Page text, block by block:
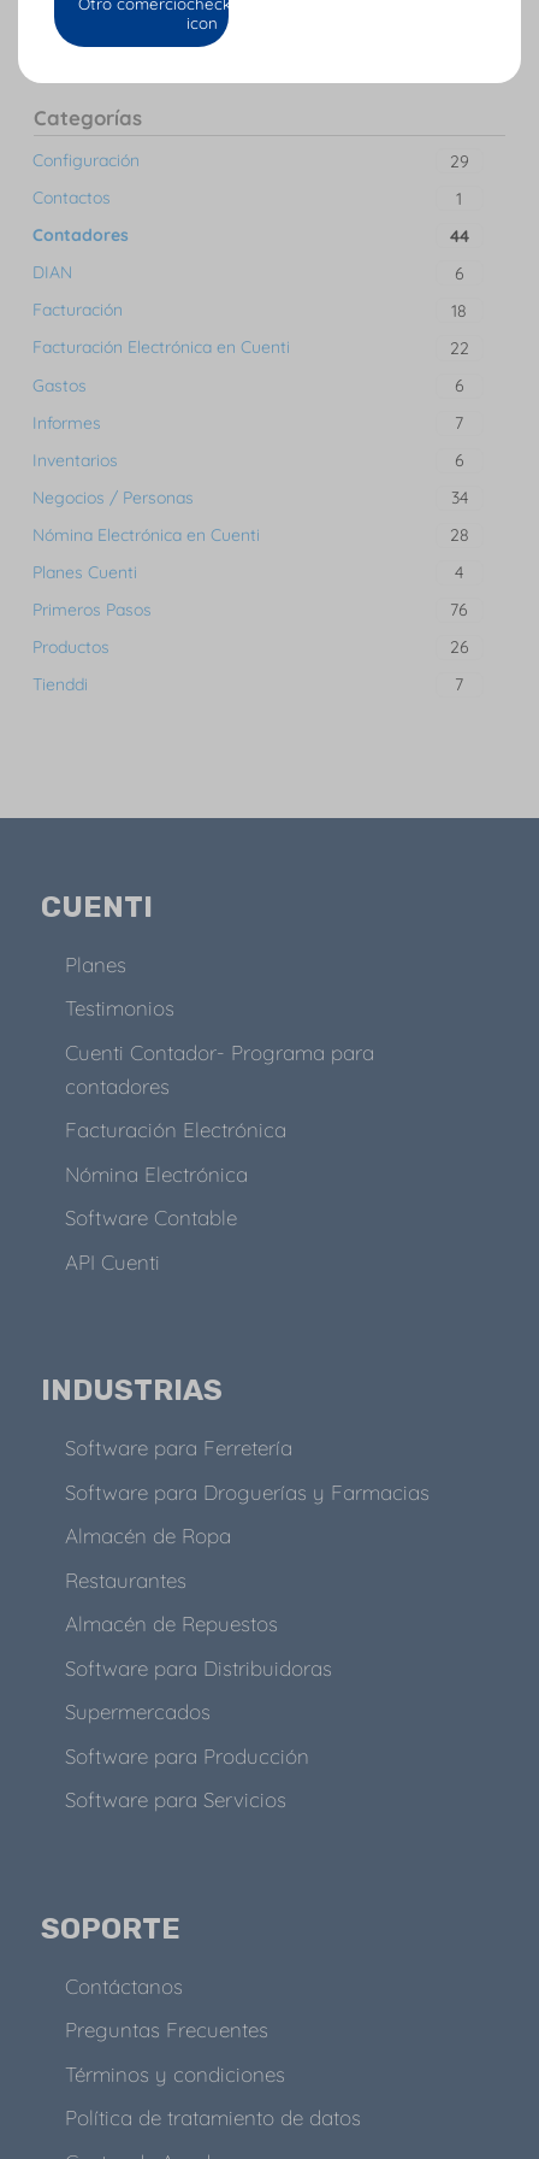
Categorías
Configuración
29
Contactos
1
Contadores
44
DIAN
6
Facturación
18
Facturación Electrónica en Cuenti
22
Gastos
6
Informes
7
Inventarios
6
Negocios / Personas
34
Nómina Electrónica en Cuenti
28
Planes Cuenti
4
Primeros Pasos
76
Productos
26
Tienddi
7
CUENTI
Planes
Testimonios
Cuenti Contador- Programa para
contadores
Facturación Electrónica
Nómina Electrónica
Software Contable
API Cuenti
INDUSTRIAS
Software para Ferretería
Software para Droguerías y Farmacias
Almacén de Ropa
Restaurantes
Almacén de Repuestos
Software para Distribuidoras
Supermercados
Software para Producción
Software para Servicios
SOPORTE
Contáctanos
Preguntas Frecuentes
Términos y condiciones
Política de tratamiento de datos